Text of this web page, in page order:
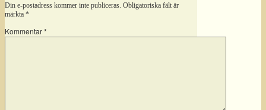
Din e-postadress kommer inte publiceras. Obligatoriska fält är
märkta *
Kommentar*